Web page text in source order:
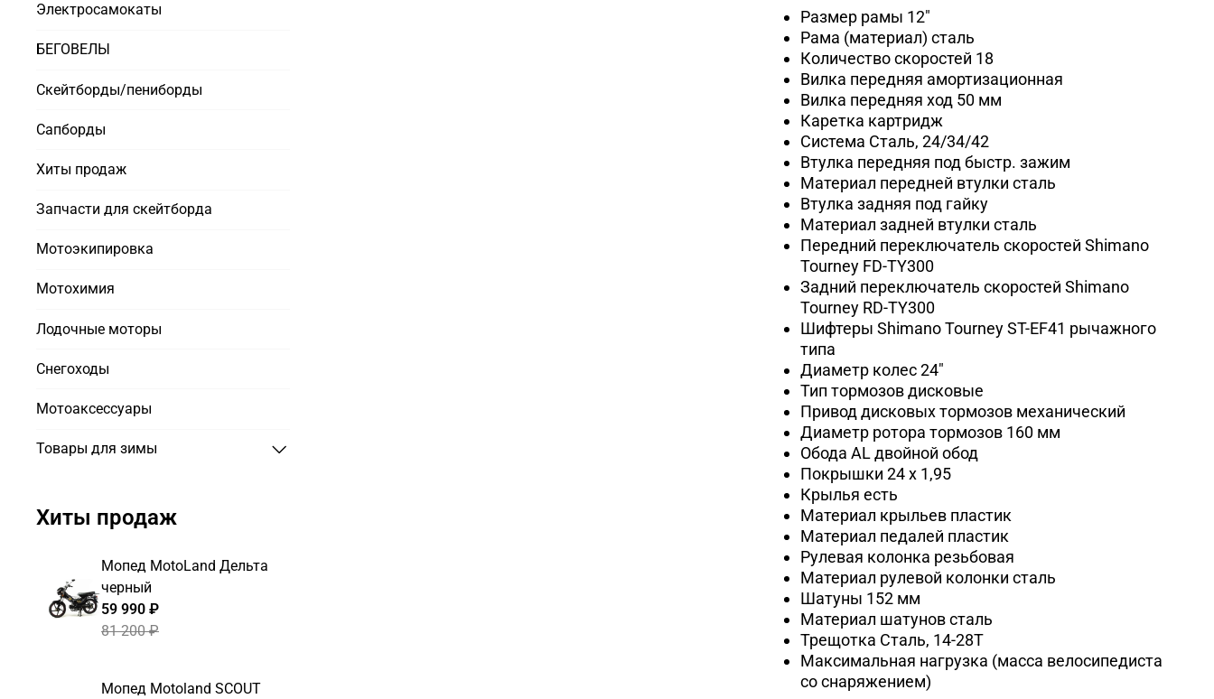
Размер рамы 12"
Рама (материал) сталь
Количество скоростей 18
Вилка передняя амортизационная
Вилка передняя ход 50 мм
Каретка картридж
Система Сталь, 24/34/42
Втулка передняя под быстр. зажим
Материал передней втулки сталь
Втулка задняя под гайку
Материал задней втулки сталь
Передний переключатель скоростей Shimano
Tourney FD-TY300
Задний переключатель скоростей Shimano
Tourney RD-TY300
Шифтеры Shimano Tourney ST-EF41 рычажного
типа
Диаметр колес24"
Тип тормозовдисковые
Привод дисковых тормозов механический
Диаметр ротора тормозов 160 мм
Обода AL двойной обод
Покрышки 24 x 1,95
Крылья есть
Материал крыльев пластик
Материал педалей пластик
Рулевая колонка резьбовая
Материал рулевой колонки сталь
Шатуны 152 мм
Материал шатуновсталь
Трещотка Сталь, 14-28Т
Максимальная нагрузка (масса велосипедиста
со снаряжением)
Электросамокаты
БЕГОВЕЛЫ
Скейтборды/пениборды
Сапборды
Хиты продаж
Запчасти для скейтборда
Мотоэкипировка
Мотохимия
Лодочные моторы
Снегоходы
Мотоаксессуары
Товары для зимы
Хиты продаж
Мопед MotoLand Дельта
черный
59 990 ₽
81 200 ₽
Мопед Motoland SCOUT